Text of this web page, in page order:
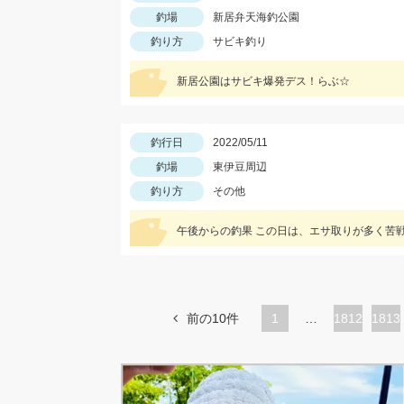
釣場
新居弁天海釣公園
釣り方
サビキ釣り
新居公園はサビキ爆発デス！らぶ☆
釣行日
2022/05/11
釣場
東伊豆周辺
釣り方
その他
午後からの釣果 この日は、エサ取りが多く苦
前の10件 1
ペ
1812
ペ
ジ
1813